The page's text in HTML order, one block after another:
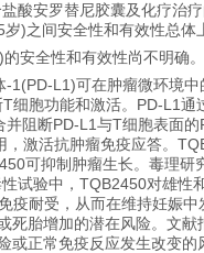
酸安罗替尼胶囊及化疗
)之间安全性和有效性总体
安全性和有效性尚不明确。
-1(PD-L1)可在肿瘤微环境
细胞功能和激活。PD-L1
阻断PD-L1与T细胞表面
激活抗肿瘤免疫应答。
可抑制肿瘤生长。毒理
试验中，TQB2450对雄性
疫耐受，从而在维持妊娠
死胎增加的潜在风险。文
或正常免疫反应发生改变